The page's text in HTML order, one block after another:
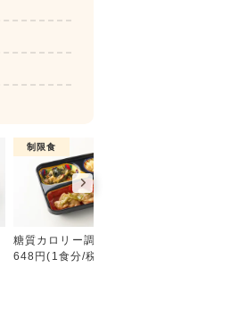
彩り旬菜プラス
制限食
糖質カロリー調整食
648円(1食分/税込)